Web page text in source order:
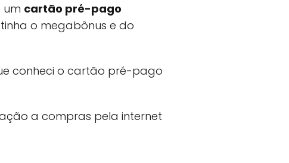
um cartão pré-pago
o megabônus e do
conheci o cartão pré-pago
a compras pela internet